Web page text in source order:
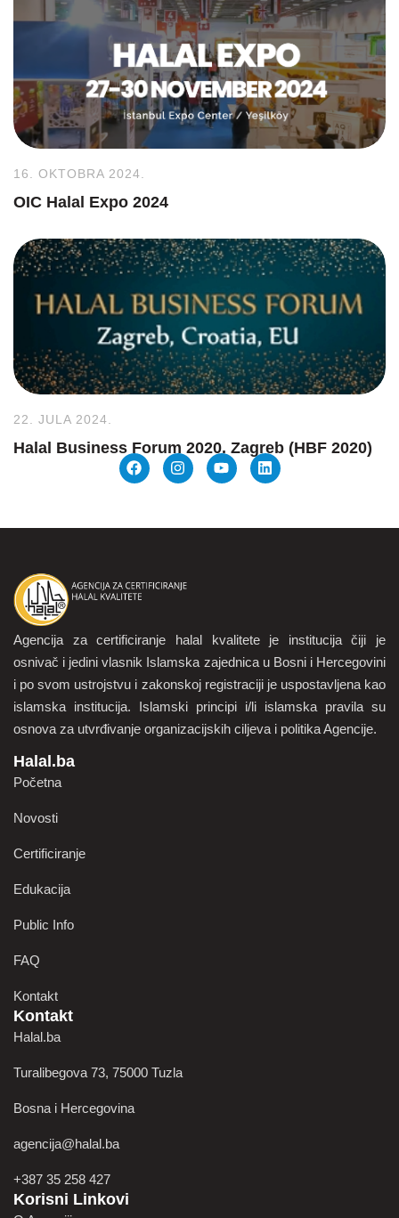
16. OKTOBRA 2024.
OIC Halal Expo 2024
22. JULA 2024.
Halal Business Forum 2020. Zagreb (HBF 2020)
Agencija za certificiranje halal kvalitete je institucija čiji je
osnivač i jedini vlasnik Islamska zajednica u Bosni i Hercegovini
i po svom ustrojstvu i zakonskoj registraciji je uspostavljena kao
islamska institucija. Islamski principi i/li islamska pravila su
osnova za utvrđivanje organizacijskih ciljeva i politika Agencije.
Halal.ba
Početna
Novosti
Certificiranje
Edukacija
Public Info
FAQ
Kontakt
Kontakt
Halal.ba
Turalibegova 73, 75000 Tuzla
Bosna i Hercegovina
agencija@halal.ba
+387 35 258 427
Korisni Linkovi